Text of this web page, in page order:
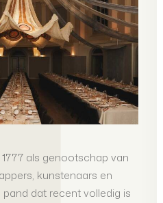
als genootschap van
kunstenaars en
dat recent volledig is